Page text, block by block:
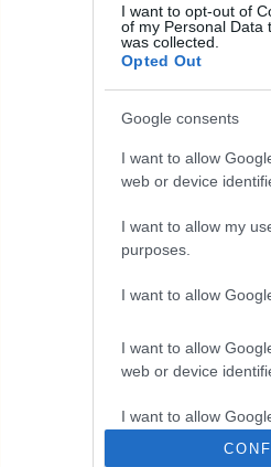
I want to opt-out of
of my Personal Data
was collected.
Opted Out
Google consents
I want to allow
web or device
I want to allow my
purposes.
I want to allow
I want to allow
web or device
I want to allow